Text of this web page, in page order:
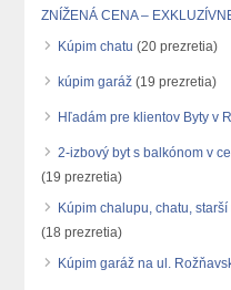
ZNÍŽENÁ CENA –
Kúpim chatu (20 prezretia)
kúpim garáž (19 prezretia)
Hľadám pre klientov Byty v
2-izbový byt s balkónom v
(19 prezretia)
Kúpim chalupu, chatu,
(18 prezretia)
Kúpim garáž na ul.